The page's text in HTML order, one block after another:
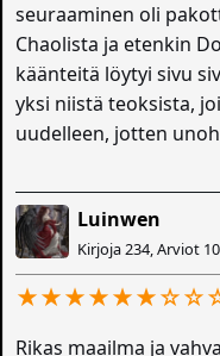
seuraaminen oli
Chaolista ja etenkin
käänteitä löytyi sivu
yksi niistä teoksista,
uudelleen, jotten
Luinwen
Kirjoja 234, Arviot
Rikas maailma ja